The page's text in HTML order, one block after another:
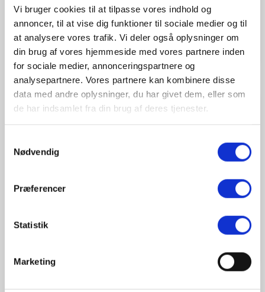
Vi bruger cookies til at tilpasse vores indhold og
annoncer, til at vise dig funktioner til sociale medier og til
at analysere vores trafik. Vi deler også oplysninger om
din brug af vores hjemmeside med vores partnere inden
for sociale medier, annonceringspartnere og
analysepartnere. Vores partnere kan kombinere disse
data med andre oplysninger, du har givet dem, eller som
de har indsamlet fra din brug af deres tjenester.
Nødvendig
Præferencer
Statistik
Marketing
Totalvægt
16.000 kg
Motorkraft
425 Nm
Pris inkl. moms
Pris ikke tilgængelig
Renault Trucks N3 segment
E-Tech D Wide
120 km WLTP
Batteri (brutto)
200 kWh
Motorkraft
850 Nm